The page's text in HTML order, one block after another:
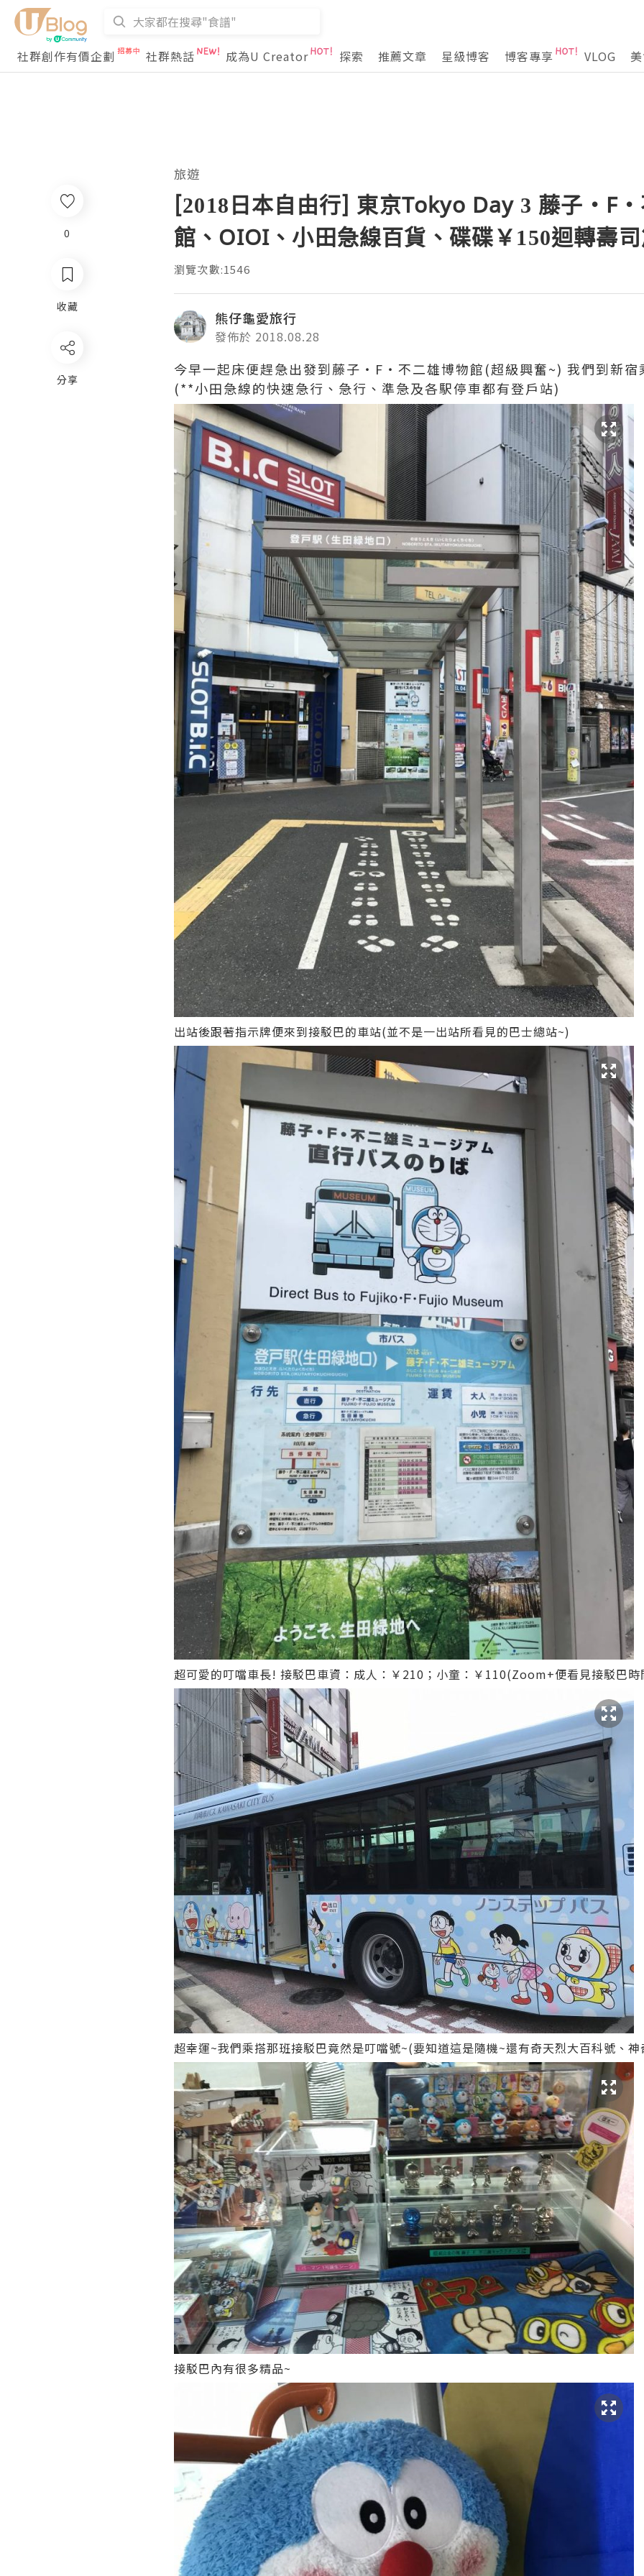
社群創作有價企劃 社群熱話 成為U Creator 探索 推薦文章 星級博客 博客專享 VLOG
0
收藏
分享
旅遊
[2018日本自由行] 東京Tokyo Day 3 藤子・F
館、OIOI、小田急線百貨、碟碟￥150迴轉壽
瀏覽次數:1546
熊仔龜愛旅行
發佈於 2018.08.28
今早一起床便趕急出發到藤子・F・不二雄博物館(超級興奮~) 我們到新
(**小田急線的快速急行、急行、準急及各駅停車都有登戶站)
出站後跟著指示牌便來到接駁巴的車站(並不是一出站所看見的巴士總站~)
超可愛的叮噹車長! 接駁巴車資：成人：￥210；小童：￥110(Zoom+便看見接駁巴
超幸運~我們乘搭那班接駁巴竟然是叮噹號~(要知道這是隨機~還有奇天烈大百科號、
接駁巴內有很多精品~